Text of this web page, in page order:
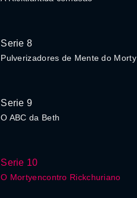
Serie 8
Pulverizadores de Mente do Morty
Serie 9
O ABC da Beth
Serie 10
O Mortyencontro Rickchuriano